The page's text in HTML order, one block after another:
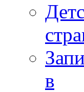
в